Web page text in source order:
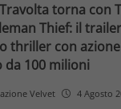
torna con
Thief: il
thriller con
da 100 milioni
Velvet 4 Agosto